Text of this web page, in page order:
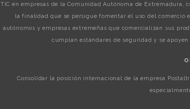
TIC en empresas de la Comunidad Autónoma de Extremadura,
la finalidad que se persigue fomentar el uso del comercio
autónomos y empresas extremeñas que comercializan sus
cumplan estándares de seguridad y se
Consolidar la posición internacional de la empresa